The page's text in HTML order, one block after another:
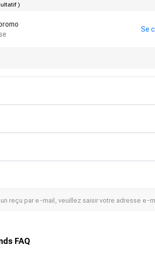
)
Se
reçu par e-mail, veuillez saisir votre adresse e-
FAQ